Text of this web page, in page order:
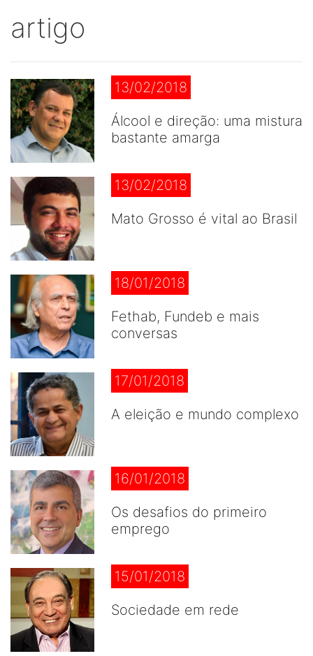
artigo
13/02/2018
Álcool e direção: uma mistura
bastante amarga
13/02/2018
Mato Grosso é vital ao Brasil
18/01/2018
Fethab, Fundeb e mais
conversas
17/01/2018
A eleição e mundo complexo
16/01/2018
Os desafios do primeiro
emprego
15/01/2018
Sociedade em rede